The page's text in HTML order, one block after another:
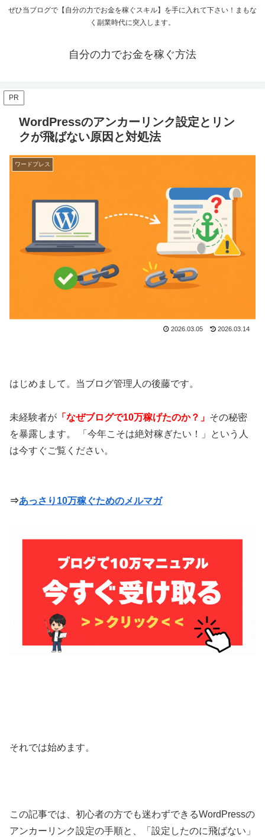
ぜひ当ブログで【自分の力でお金を稼ぐスキル】を手に入れて下さい！まもな
く副業時代に突入します。
自分の力でお金を稼ぐ方法
PR
WordPressのアンカーリンク設定とリン
クが飛ばない原因と対処法
ワードプレス
2026.03.05 2026.03.14
はじめまして。当ブログ管理人の後藤です。
未経験者が 「なぜブログで10万稼げたのか？」 その秘密
を暴露します。 「今年こそは絶対稼ぎたい！」という人
は今すぐご覧ください。
⇒あっさり10万稼ぐためのメルマガ
それでは始めます。
この記事では、初心者の方でも迷わずできるWordPressの
アンカーリンク設定の手順と、「設定したのに飛ばない」